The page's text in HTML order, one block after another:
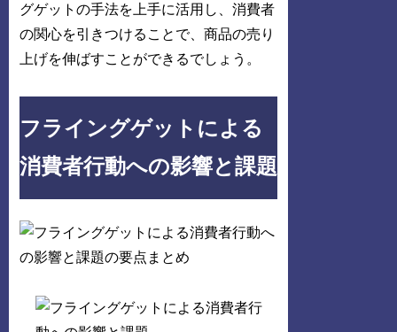
グゲットの手法を上手に活用し、消費者
の関心を引きつけることで、商品の売り
上げを伸ばすことができるでしょう。
フライングゲットによる
消費者行動への影響と課題